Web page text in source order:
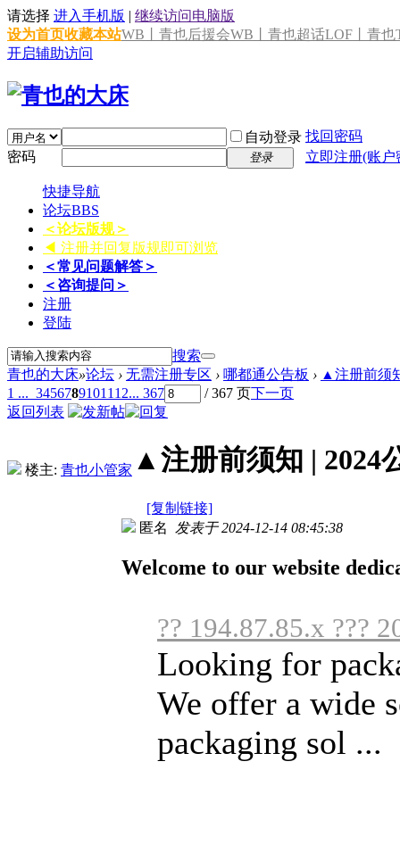
请选择 进入手机版 | 继续访问电脑版
设为首页收藏本站WB丨青也后援会WB丨青也超话LOF丨青也
开启辅助访问
自动登录 找回密码
密码
登录 立即注册(账
快捷导航
论坛BBS
＜论坛版规＞
◀ 注册并回复版规即可浏览
＜常见问题解答＞
＜咨询提问＞
注册
登陆
搜索
青也的大床»论坛 › 无需注册专区 › 哪都通公告板 › ▲注册前须
1 ... 34567891011 12... 367 / 367 页下一页
返回列表
楼主: 青也小管家 ▲注册前须知 | 2024
[复制链接]
匿名 发表于 2024-12-14 08:45:38
Welcome to our website
?? 194.87.85.x ???
Looking for
We offer a wide
packaging sol ...